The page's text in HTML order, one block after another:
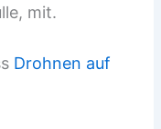
mit.
Drohnen auf